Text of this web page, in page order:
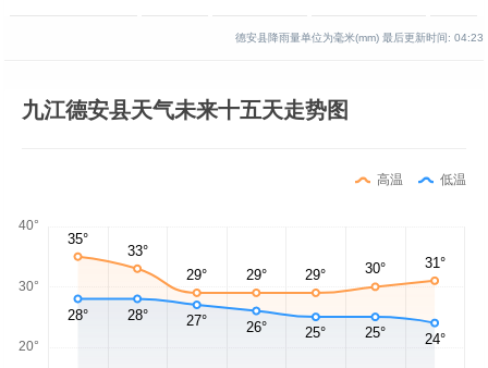
德安县降雨量单位为毫米(mm) 最后更新时间: 04:23
九江德安县天气未来十五天走势图
高温 低温